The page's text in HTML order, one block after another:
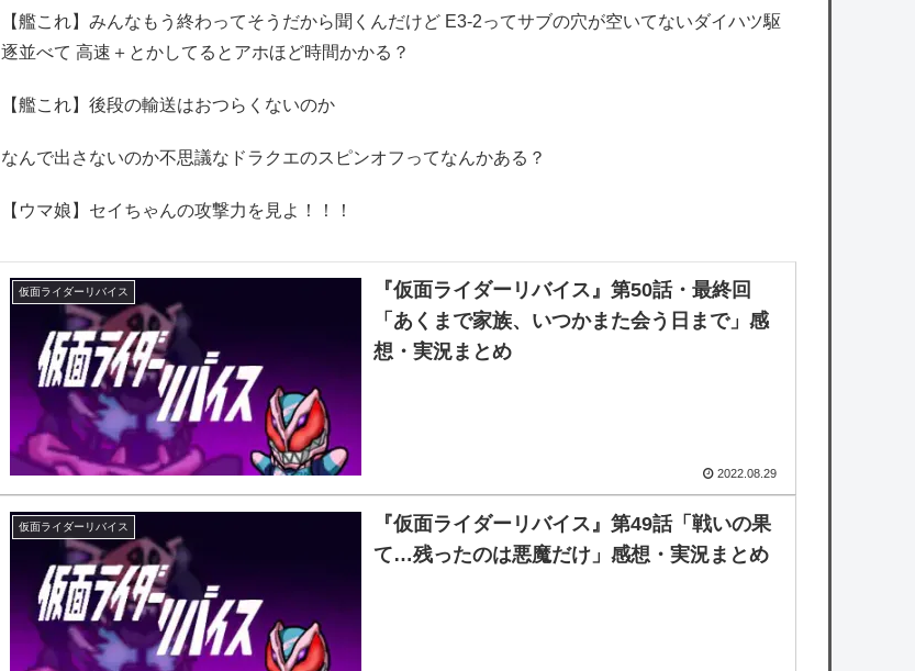
ぞれどの位いるんだろうか特別課題消化時は別として
Powered by livedoor 相互RSS
【悲報】集英社オンライン、1人のシャドウボクシング（43
億注文）によって長期間業務を妨害され続けていた模様・・・
【艦これ】みんなもう終わってそうだから聞くんだけど E3-2ってサブの穴が空いてないダイハツ駆
逐並べて 高速＋とかしてるとアホほど時間かかる？
【艦これ】後段の輸送はおつらくないのか
なんで出さないのか不思議なドラクエのスピンオフってなんかある？
【ウマ娘】セイちゃんの攻撃力を見よ！！！
仮面ライダーリバイス
『仮面ライダーリバイス』第50話・最終回
「あくまで家族、いつかまた会う日まで」感
想・実況まとめ
2022.08.29
仮面ライダーリバイス
『仮面ライダーリバイス』第49話「戦いの果
て…残ったのは悪魔だけ」感想・実況まとめ